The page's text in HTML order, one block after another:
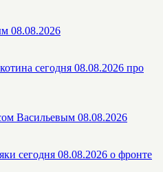
08.08.2026
сегодня 08.08.2026 про
Васильевым 08.08.2026
сегодня 08.08.2026 о фронте